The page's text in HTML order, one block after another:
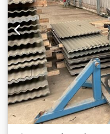
: 10 - Largeur de
du rouleau supérieur
inférieurs [mm] : 300 -
x 1700 mm x 1580 mm
11 000 kg -
Informations
TVA/régime de
déductible pour les
possibles à tout
Lukas van Rossum